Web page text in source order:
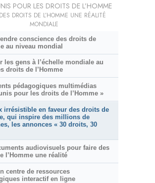
POUR LES DROITS DE L’HOMME
DROITS DE L’HOMME UNE RÉALITÉ
MONDIALE
conscience des droits de
au niveau mondial
les gens à l’échelle mondiale au
droits de l’Homme
pédagogiques multimédias
pour les droits de l’Homme »
irrésistible en faveur des droits de
qui inspire des millions de
les annonces « 30 droits, 30
audiovisuels pour faire des
l’Homme une réalité
centre de ressources
interactif en ligne